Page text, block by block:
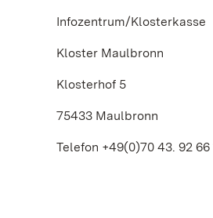
Infozentrum/Klosterkasse
Kloster Maulbronn
Klosterhof 5
75433 Maulbronn
Telefon +49(0)70 43. 92 66